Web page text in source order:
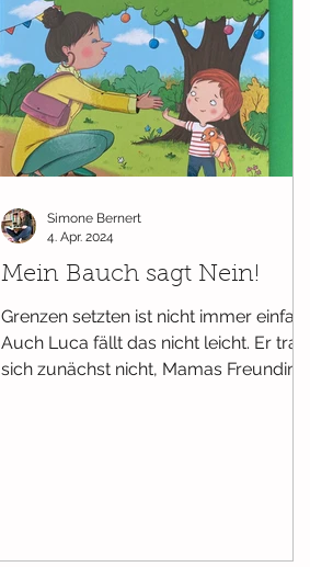
Mein Bauch sagt Nein!
Grenzen setzten ist nicht immer einfach.
Auch Luca fällt das nicht leicht. Er traut
sich zunächst nicht, Mamas Freundin
Simone Bernert
4. Apr. 2024